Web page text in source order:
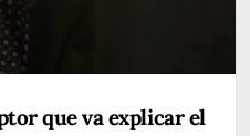
que va explicar el